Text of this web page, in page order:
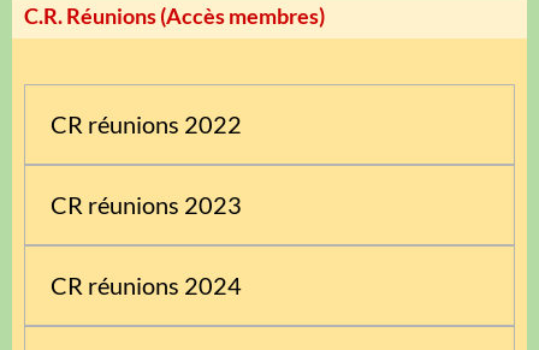
C.R. Réunions (Accès membres)
CR réunions 2022
CR réunions 2023
CR réunions 2024